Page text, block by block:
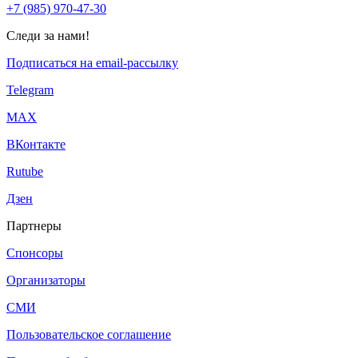
+7 (985) 970-47-30
Следи за нами!
Подписаться на email-рассылку
Telegram
МАХ
ВКонтакте
Rutube
Дзен
Партнеры
Спонсоры
Организаторы
СМИ
Пользовательское соглашение